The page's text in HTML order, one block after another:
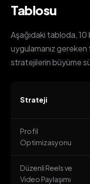
Tablosu
Aşağıdaki tabloda,
uygulamanız
stratejilerin büyüme
Strateji
Profil
Optimizasyonu
Düzenli Reels ve
Video Paylaşımı